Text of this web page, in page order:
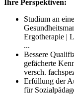
Ihre Perspektiven:
Studium an
Ergotherapie |
...
Bessere
gefächerte
versch.
Erfüllung der
für